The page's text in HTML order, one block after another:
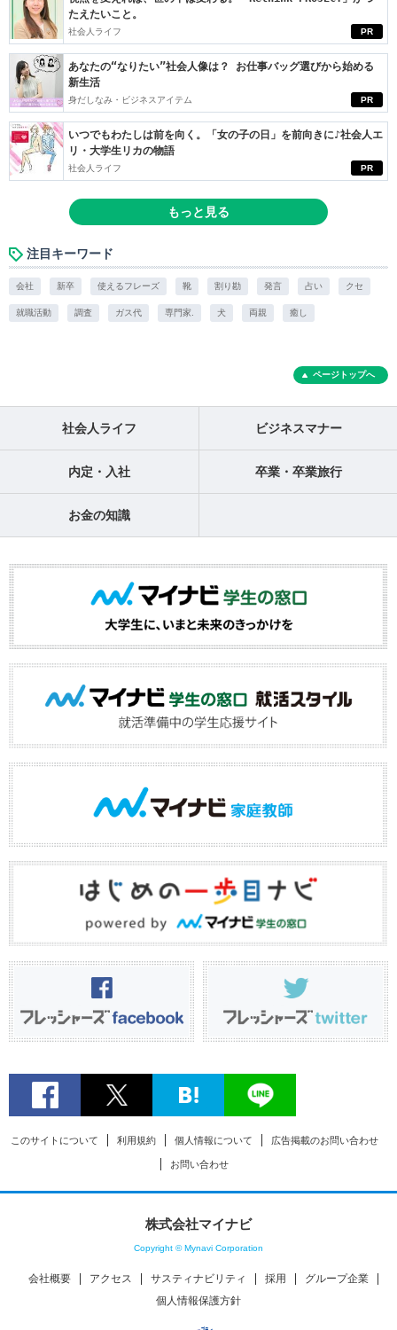
PR
たえたいこと。
社会人ライフ
PR
あなたの“なりたい”社会人像は？ お仕事バッグ選びから始める
新生活
身だしなみ・ビジネスアイテム
PR
いつでもわたしは前を向く。「女の子の日」を前向きに♪社会人エ
リ・大学生リカの物語
社会人ライフ
もっと見る
注目キーワード
会社 新卒 使えるフレーズ 靴 割り勘 発言 占い クセ
就職活動 調査 ガス代 専門家. 犬 両親 癒し
ページトップへ
社会人ライフ ビジネスマナー
内定・入社 卒業・卒業旅行
お金の知識
このサイトについて 利用規約 個人情報について 広告掲載のお問い合わせ
お問い合わせ
株式会社マイナビ
Copyright © Mynavi Corporation
会社概要 アクセス サスティナビリティ 採用
グループ企業
個人情報保護方針